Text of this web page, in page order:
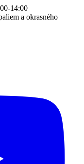
14:00
a okrasného